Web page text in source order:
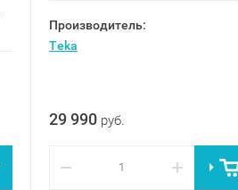
Производитель:
Teka
29 990 руб.
− +